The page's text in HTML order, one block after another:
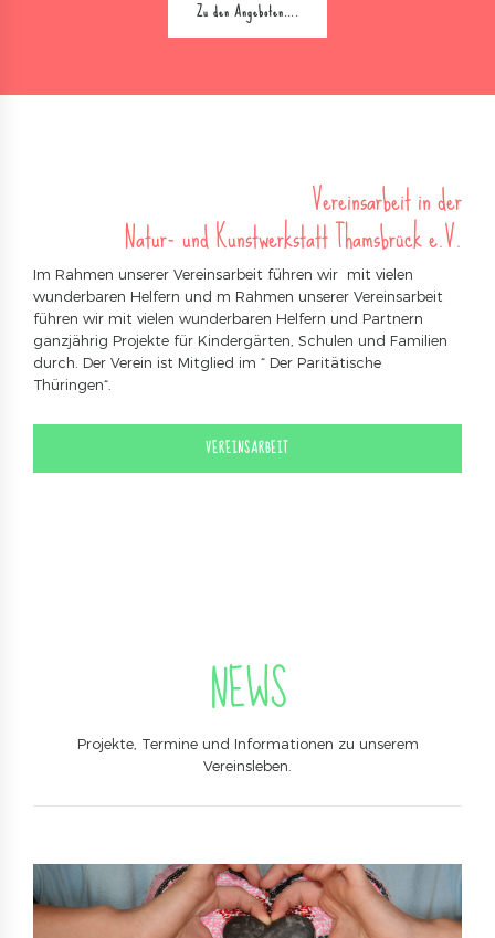
Zu den Angeboten….
Vereinsarbeit in der
Natur- und Kunstwerkstatt Thamsbrück e.V.
Im Rahmen unserer Vereinsarbeit führen wir mit vielen
wunderbaren Helfern und m Rahmen unserer Vereinsarbeit
führen wir mit vielen wunderbaren Helfern und Partnern
ganzjährig Projekte für Kindergärten, Schulen und Familien
durch. Der Verein ist Mitglied im “ Der Paritätische
Thüringen“.
VEREINSARBEIT
NEWS
Projekte, Termine und Informationen zu unserem
Vereinsleben.